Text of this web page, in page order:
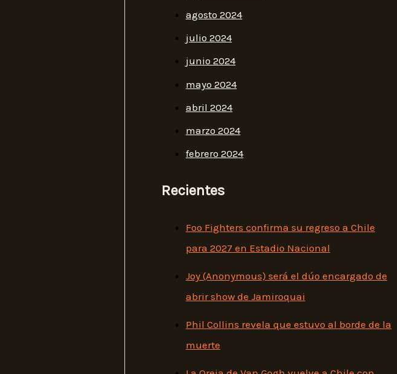
agosto 2024
julio 2024
junio 2024
mayo 2024
abril 2024
marzo 2024
febrero 2024
Recientes
Foo Fighters confirma su regreso a Chile
para 2027 en Estadio Nacional
Joy (Anonymous) será el dúo encargado de
abrir show de Jamiroquai
Phil Collins revela que estuvo al borde de la
muerte